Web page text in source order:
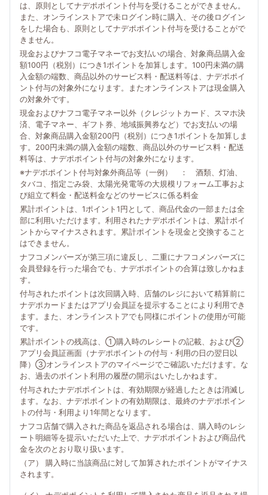
は、原則としてナデポポイント付与を受けることができません。
また、オンラインストアで未ログイン時に購入、その後ログイン
をした場合も、原則としてナデポポイント付与を受けることがで
きません。
現金およびナフコ電子マネーでお支払いの場合、対象商品購入金
額100円（税別）につき1ポイントを加算します。100円未満の購
入金額の端数、商品以外のサービス料・配送料等は、ナデポポイ
ント付与の対象外になります。またオンラインストアは現金購入
の対象外です。
現金およびナフコ電子マネー以外（クレジットカード、スマホ決
済、電子マネー、ギフト券、地域振興券など）でお支払いの場
合、対象商品購入金額200円（税別）につき1ポイントを加算しま
す。200円未満の購入金額の端数、商品以外のサービス料・配送
料等は、ナデポポイント付与の対象外になります。
※ナデポポイント付与対象外商品等（一例） ： 酒類、灯油、
タバコ、指定ごみ袋、太陽光発電等の大規模リフォーム工事およ
び組立て料金・配送料金などのサービスに係る料金
累計ポイントは、1ポイント1円として、商品代金の一部または全
部に利用いただけます。利用されたナデポポイントは、累計ポイ
ントからマイナスされます。累計ポイントを現金と交換すること
はできません。
ナフコメンバーズが第三項に違反し、二重にナフコメンバーズに
会員登録を行った場合でも、ナデポポイントの合算は致しかねま
す。
付与されたポイントは次回購入時、店舗のレジにおいて精算前に
ナデポカードまたはアプリ会員証を提示することにより利用でき
ます。また、オンラインストアでも同様にポイントの使用が可能
です。
累計ポイントの残高は、①購入時のレシートの記載、および②
アプリ会員証画面（ナデポポイントの付与・利用の日の翌日以
降）③オンラインストアのマイページでご確認いただけます。な
お、過去のポイント利用の履歴の開示はいたしかねます。
付与されたナデポポイントは、有効期限が経過したときは消滅し
ます。なお、ナデポポイントの有効期限は、最終のナデポポイン
トの付与・利用より1年間となります。
ナフコ店舗で購入された商品を返品される場合は、購入時のレシ
ート明細等を提示いただいた上で、ナデポポイントおよび商品代
金を次のとおり取り扱います。
（ア） 購入時に当該商品に対して加算されたポイントがマイナス
されます。